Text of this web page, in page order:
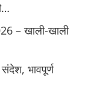
– खाली-खाली
भावपूर्ण